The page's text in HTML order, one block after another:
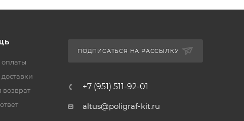
оплаты
ПОДПИСАТЬСЯ НА РАССЫЛКУ
+7 (951) 511-92-01
altus@poligraf-kit.ru